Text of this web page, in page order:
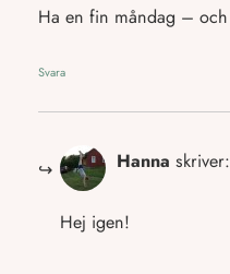
Ha en fin måndag –
Svara
Hanna skriver:
Hej igen!